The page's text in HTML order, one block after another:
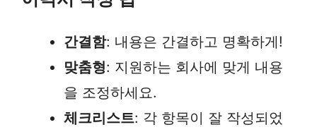
간결함: 내용은 간결하고 명확하게!
맞춤형: 지원하는 회사에 맞게 내용
을 조정하세요.
체크리스트: 각 항목이 잘 작성되었